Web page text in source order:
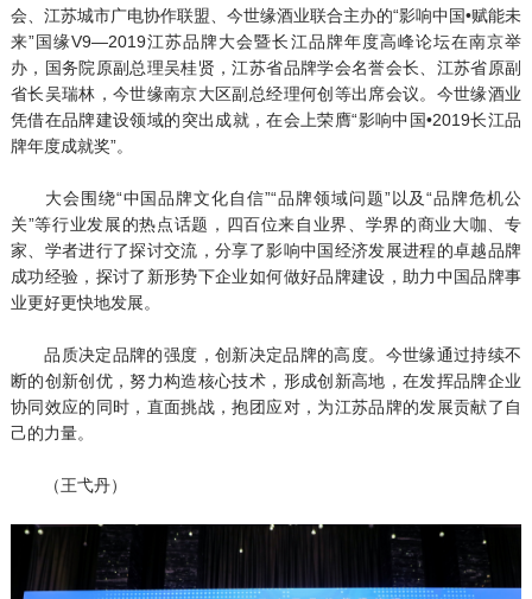
会、江苏城市广电协作联盟、今世缘酒业联合主办的“影响中国•赋能未
来”国缘V9—2019江苏品牌大会暨长江品牌年度高峰论坛在南京举
办，国务院原副总理吴桂贤，江苏省品牌学会名誉会长、江苏省原副
省长吴瑞林，今世缘南京大区副总经理何创等出席会议。今世缘酒业
凭借在品牌建设领域的突出成就，在会上荣膺“影响中国•2019长江品
牌年度成就奖”。
大会围绕“中国品牌文化自信”“品牌领域问题”以及“品牌危机公
关”等行业发展的热点话题，四百位来自业界、学界的商业大咖、专
家、学者进行了探讨交流，分享了影响中国经济发展进程的卓越品牌
成功经验，探讨了新形势下企业如何做好品牌建设，助力中国品牌事
业更好更快地发展。
品质决定品牌的强度，创新决定品牌的高度。今世缘通过持续不
断的创新创优，努力构造核心技术，形成创新高地，在发挥品牌企业
协同效应的同时，直面挑战，抱团应对，为江苏品牌的发展贡献了自
己的力量。
（王弋丹）